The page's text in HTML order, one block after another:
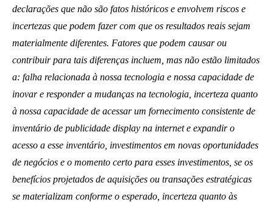
declarações que não são fatos históricos e envolvem riscos e
incertezas que podem fazer com que os resultados reais sejam
materialmente diferentes. Fatores que podem causar ou
contribuir para tais diferenças incluem, mas não estão limitados
a: falha relacionada à nossa tecnologia e nossa capacidade de
inovar e responder a mudanças na tecnologia, incerteza quanto
à nossa capacidade de acessar um fornecimento consistente de
inventário de publicidade display na internet e expandir o
acesso a esse inventário, investimentos em novas oportunidades
de negócios e o momento certo para esses investimentos, se os
benefícios projetados de aquisições ou transações estratégicas
se materializam conforme o esperado, incerteza quanto às